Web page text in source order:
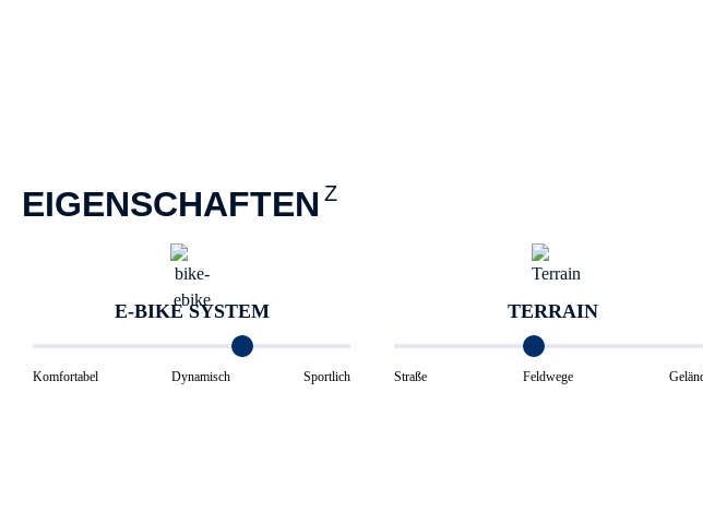
EIGENSCHAFTEN
E-BIKE SYSTEM
Komfortabel Dynamisch Sportlich
TERRAIN
Straße Feldwege